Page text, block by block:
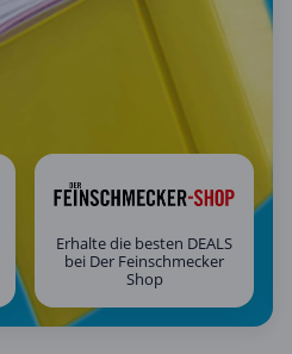
Erhalte die besten DEALS
bei Der Feinschmecker
Shop